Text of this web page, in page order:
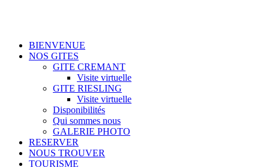
BIENVENUE
NOS GITES
GITE CREMANT
Visite virtuelle
GITE RIESLING
Visite virtuelle
Disponibilités
Qui sommes nous
GALERIE PHOTO
RESERVER
NOUS TROUVER
TOURISME